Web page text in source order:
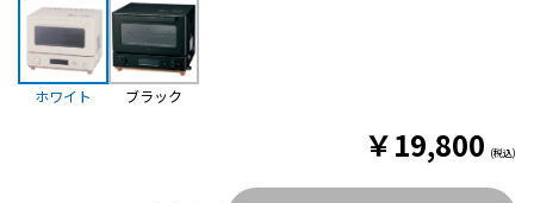
ホワイト ブラック
￥19,800 (税込)